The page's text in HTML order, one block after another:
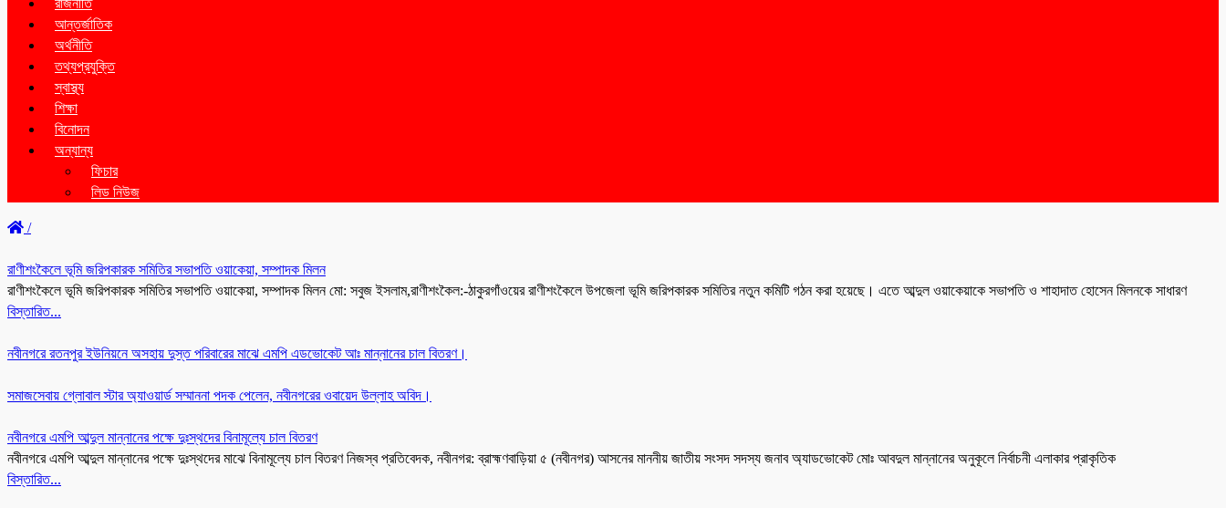
রাজনীতি
আন্তর্জাতিক
অর্থনীতি
তথ্যপ্রযুক্তি
স্বাস্থ্য
শিক্ষা
বিনোদন
অন্যান্য
ফিচার
লিড নিউজ
/
রাণীশংকৈলে ভূমি জরিপকারক সমিতির সভাপতি ওয়াকেয়া, সম্পাদক মিলন
রাণীশংকৈলে ভূমি জরিপকারক সমিতির সভাপতি ওয়াকেয়া, সম্পাদক মিলন মো: সবুজ ইসলাম,রাণীশংকৈল:-ঠাকুরগাঁওয়ের রাণীশংকৈলে উপজেলা ভূমি জরিপকারক সমিতির নতুন কমিটি গঠন করা হয়েছে। এতে আব্দুল ওয়াকেয়াকে সভাপতি ও শাহাদাত হোসেন মিলনকে সাধারণ
বিস্তারিত...
নবীনগরে রতনপুর ইউনিয়নে অসহায় দুস্ত পরিবারের মাঝে এমপি এডভোকেট আঃ মান্নানের চাল বিতরণ।
সমাজসেবায় গ্লোবাল স্টার অ্যাওয়ার্ড সম্মাননা পদক পেলেন, নবীনগরের ওবায়েদ উল্লাহ অবিদ।
নবীনগরে এমপি আব্দুল মান্নানের পক্ষে দুঃস্থদের বিনামূল্যে চাল বিতরণ
নবীনগরে এমপি আব্দুল মান্নানের পক্ষে দুঃস্থদের মাঝে বিনামূল্যে চাল বিতরণ নিজস্ব প্রতিবেদক, নবীনগর: ব্রাহ্মণবাড়িয়া ৫ (নবীনগর) আসনের মাননীয় জাতীয় সংসদ সদস্য জনাব অ্যাডভোকেট মোঃ আবদুল মান্নানের অনুকূলে নির্বাচনী এলাকার প্রাকৃতিক
বিস্তারিত...